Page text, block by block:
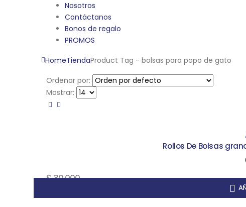
Nosotros
Contáctanos
Bonos de regalo
PROMOS
HomeTiendaProduct Tag - bolsas para popo de gato
Ordenar por:
Mostrar:
Rollos De Bolsas
$30.000